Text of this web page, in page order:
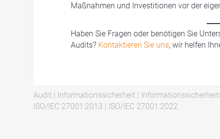
Maßnahmen und Investitionen vor der
Haben Sie Fragen oder benötigen Sie
Audits? Kontaktieren Sie uns, wir helfen
Audit| Informationssicherheit|
ISO/IEC 27001:2013 | ISO/IEC 27001:2022